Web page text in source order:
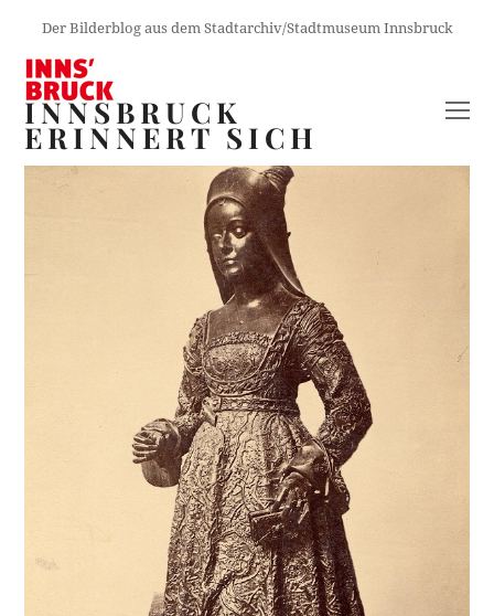
Der Bilderblog aus dem Stadtarchiv/Stadtmuseum Innsbruck
INNSBRUCK
ERINNERT SICH